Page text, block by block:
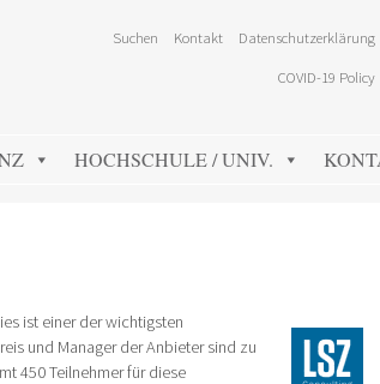
Suchen Kontakt Datenschutzerklärung
COVID-19 Policy
HOCHSCHULE / UNIV.
ist einer der wichtigsten
und Manager der Anbieter sind zu
450 Teilnehmer für diese